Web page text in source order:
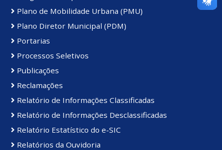
Plano de Mobilidade Urbana (PMU)
Plano Diretor Municipal (PDM)
Portarias
Processos Seletivos
Publicações
Reclamações
Relatório de Informações Classificadas
Relatório de Informações Desclassificadas
Relatório Estatístico do e-SIC
Relatórios da Ouvidoria